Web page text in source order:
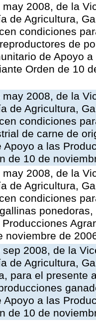
2008, de la
de Agricultura,
condiciones
de
de Apoyo
Orden de 10
2008, de la
de Agricultura,
condiciones
de carne de
Apoyo a las
de 10 de
2008, de la
de Agricultura,
condiciones
noviembre de
2008, de la
de Agricultura,
para el presente
Apoyo a las
de 10 de